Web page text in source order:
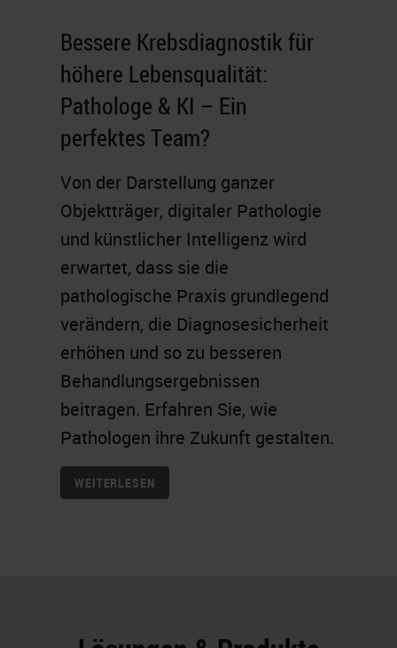
Bessere Krebsdiagnostik für
höhere Lebensqualität:
Pathologe & KI – Ein
perfektes Team?
Von der Darstellung ganzer
Objektträger, digitaler Pathologie
und künstlicher Intelligenz wird
erwartet, dass sie die
pathologische Praxis grundlegend
verändern, die Diagnosesicherheit
erhöhen und so zu besseren
Behandlungsergebnissen
beitragen. Erfahren Sie, wie
Pathologen ihre Zukunft gestalten.
WEITERLESEN